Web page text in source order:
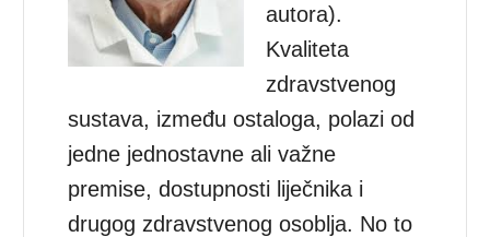
autora).
Kvaliteta
zdravstvenog
sustava, između ostaloga, polazi od
jedne jednostavne ali važne
premise, dostupnosti liječnika i
drugog zdravstvenog osoblja. No to